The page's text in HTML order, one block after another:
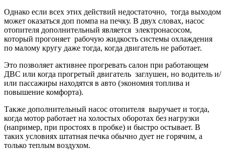
Однако если всех этих действий недостаточно, тогда выходом
может оказаться доп помпа на печку. В двух словах, насос
отопителя дополнительный является электронасосом,
который прогоняет рабочую жидкость системы охлаждения
по малому кругу даже тогда, когда двигатель не работает.
Это позволяет активнее прогревать салон при работающем
ДВС или когда прогретый двигатель заглушен, но водитель и/
или пассажиры находятся в авто (экономия топлива и
повышение комфорта).
Также дополнительный насос отопителя выручает и тогда,
когда мотор работает на холостых оборотах без нагрузки
(например, при простоях в пробке) и быстро остывает. В
таких условиях штатная печка обычно дует не горячим, а
только теплым воздухом.